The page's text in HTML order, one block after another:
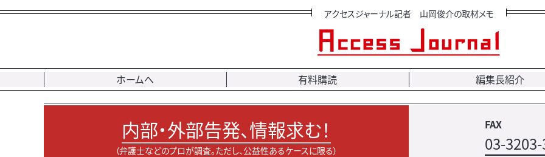
アクセスジャーナル記者 山岡俊介の取材メモ
ホームへ 有料購読 編集長紹介
内部・外部告発、情報求む！
（弁護士などのプロが調査。ただし、公益性あるケースに限る）
FAX
03-